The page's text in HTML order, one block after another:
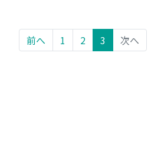
前へ 1 2 3 次へ